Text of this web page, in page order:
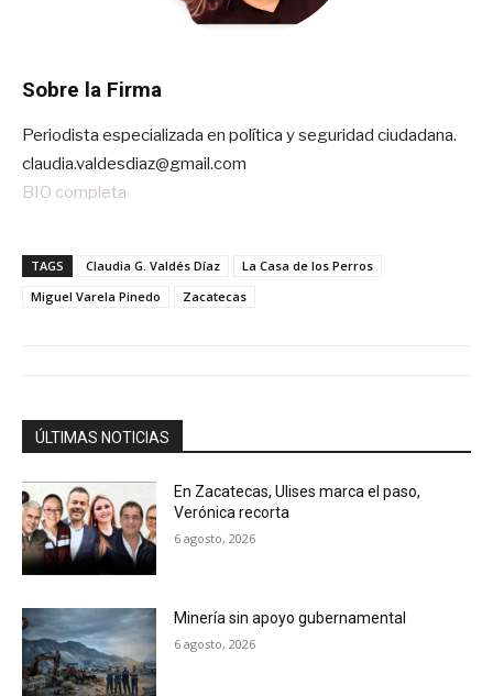
Sobre la Firma
Periodista especializada en política y seguridad ciudadana.
claudia.valdesdiaz@gmail.com
BIO completa
TAGS Claudia G. Valdés Díaz
La Casa de los Perros
Miguel Varela Pinedo
Zacatecas
ÚLTIMAS NOTICIAS
En Zacatecas, Ulises marca el paso,
Verónica recorta
6 agosto, 2026
Minería sin apoyo gubernamental
6 agosto, 2026